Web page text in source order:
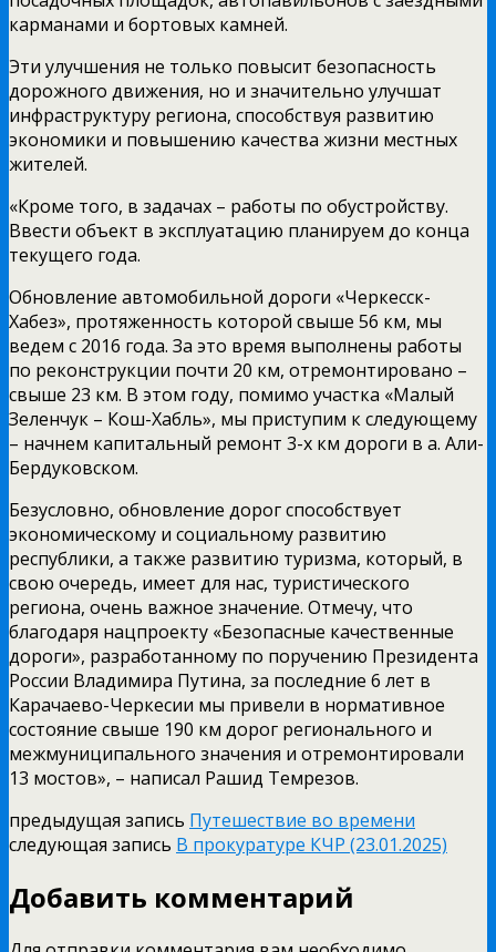
карманами и бортовых камней.
Эти улучшения не только повысит безопасность
дорожного движения, но и значительно улучшат
инфраструктуру региона, способствуя развитию
экономики и повышению качества жизни местных
жителей.
«Кроме того, в задачах – работы по обустройству.
Ввести объект в эксплуатацию планируем до конца
текущего года.
Обновление автомобильной дороги «Черкесск-
Хабез», протяженность которой свыше 56 км, мы
ведем с 2016 года. За это время выполнены работы
по реконструкции почти 20 км, отремонтировано –
свыше 23 км. В этом году, помимо участка «Малый
Зеленчук – Кош-Хабль», мы приступим к следующему
– начнем капитальный ремонт 3-х км дороги в а. Али-
Бердуковском.
Безусловно, обновление дорог способствует
экономическому и социальному развитию
республики, а также развитию туризма, который, в
свою очередь, имеет для нас, туристического
региона, очень важное значение. Отмечу, что
благодаря нацпроекту «Безопасные качественные
дороги», разработанному по поручению Президента
России Владимира Путина, за последние 6 лет в
Карачаево-Черкесии мы привели в нормативное
состояние свыше 190 км дорог регионального и
межмуниципального значения и отремонтировали
13 мостов», – написал Рашид Темрезов.
предыдущая запись Путешествие во времени
следующая запись В прокуратуре КЧР (23.01.2025)
Добавить комментарий